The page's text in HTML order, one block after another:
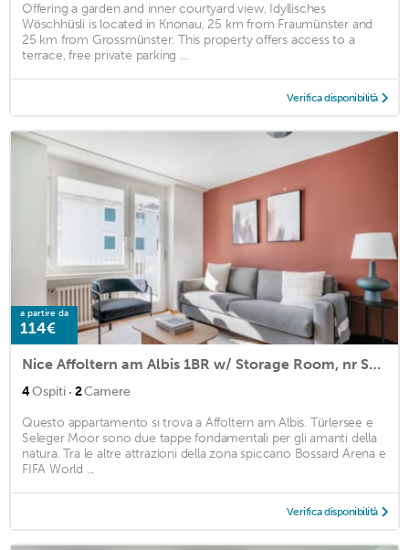
Offering a garden and inner courtyard view, Idyllisches
Wöschhüsli is located in Knonau, 25 km from Fraumünster and
25 km from Grossmünster. This property offers access to a
terrace, free private parking ...
Verifica disponibilità
a partire da
114€
Nice Affoltern am Albis 1BR w/ Storage Room, nr Shopping, by Blueground
4Ospiti · 2Camere
Questo appartamento si trova a Affoltern am Albis. Türlersee e
Seleger Moor sono due tappe fondamentali per gli amanti della
natura. Tra le altre attrazioni della zona spiccano Bossard Arena e
FIFA World ...
Verifica disponibilità